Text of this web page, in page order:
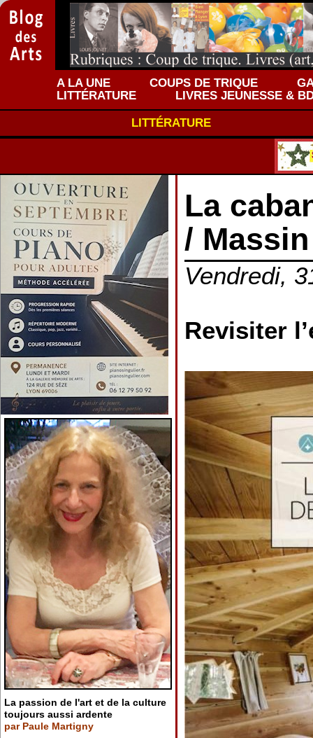
A LA UNE COUPS DE TRIQUE
LITTÉRATURE
LIVRES JEUNESSE &
LITTÉRATURE
La passion de l'art et de la culture
toujours aussi ardente
par Paule Martigny
La
/ Massin
Vendredi,
Revisiter